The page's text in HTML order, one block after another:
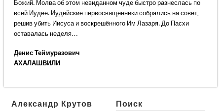
Божий. Молва об этом невиданном чуде быстро разнеслась по
всей Иудее. Иудейские первосвященники собрались на совет,
решив убить Иисуса и воскрешённого Им Лазаря. До Пасхи
оставалась неделя…
Денис Теймуразович
АХАЛАШВИЛИ
Александр Крутов Поиск